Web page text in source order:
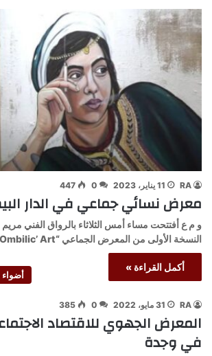
RA 11 يناير، 2023 0
447
معرض نسائي جماعي في الدار
و م ع أفتتحت مساء أمس الثلاثاء بالرواق الفني مريم
النسخة الأولى من المعرض الجماعي “Ombilic’ Art”،…
أكمل القراءة »
أضواء
RA 31 مايو، 2022 0
385
المعرض الجهوي للاقتصاد
في وجدة